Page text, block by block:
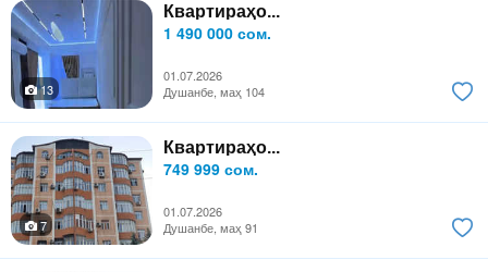
Квартираҳо...
1 490 000 сом.
01.07.2026
13
Душанбе, маҳ 104
Квартираҳо...
749 999 сом.
01.07.2026
7
Душанбе, маҳ 91